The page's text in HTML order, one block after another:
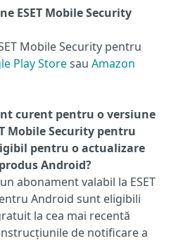
ESET Mobile Security
Mobile Security pentru
Play Storesau Amazon
curent pentru o versiune
Mobile Security pentru
pentru o actualizare
Android?
abonament valabil la ESET
Android sunt eligibili
la cea mai recentă
de notificare a